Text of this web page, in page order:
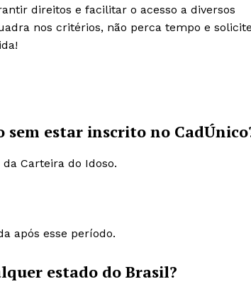
direitos e facilitar o acesso a diversos
nos critérios, não perca tempo e
sem estar inscrito no
Carteira do Idoso.
após esse período.
estado do Brasil?